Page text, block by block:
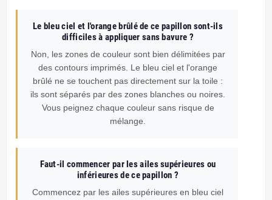
Le bleu ciel et l'orange brûlé de ce papillon sont-ils
difficiles à appliquer sans bavure ?
Non, les zones de couleur sont bien délimitées par
des contours imprimés. Le bleu ciel et l'orange
brûlé ne se touchent pas directement sur la toile :
ils sont séparés par des zones blanches ou noires.
Vous peignez chaque couleur sans risque de
mélange.
Faut-il commencer par les ailes supérieures ou
inférieures de ce papillon ?
Commencez par les ailes supérieures en bleu ciel